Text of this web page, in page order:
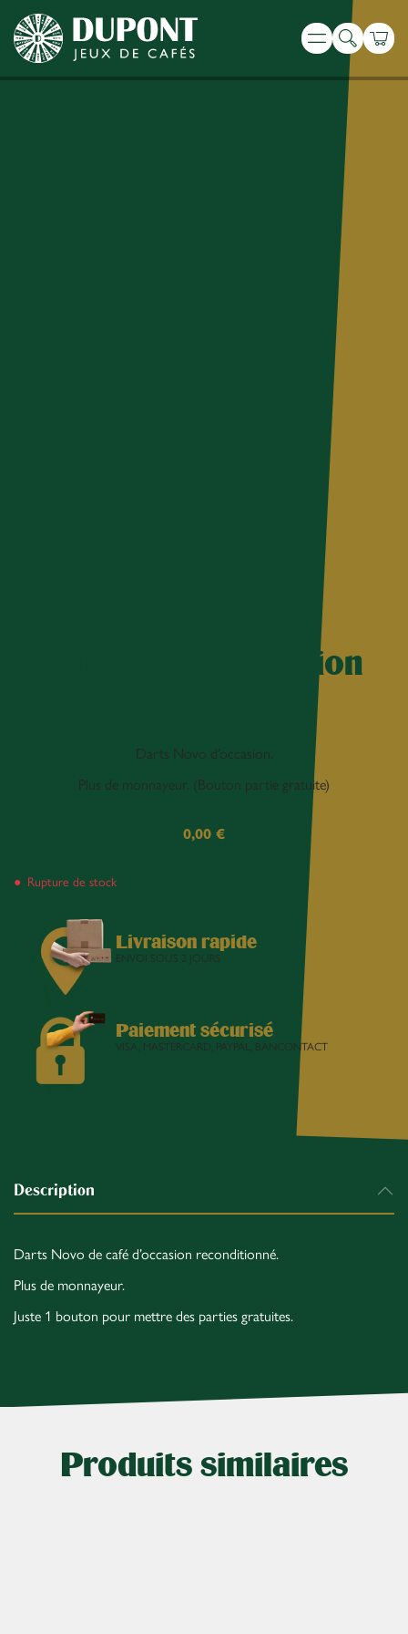
Menu
Recherche
Darts Novo occasion
Darts Novo d’occasion.
Plus de monnayeur. (Bouton partie gratuite)
0,00 €
Rupture de stock
Livraison rapide
ENVOI SOUS 2 JOURS
Paiement sécurisé
VISA, MASTERCARD, PAYPAL, BANCONTACT
Description
Darts Novo de café d’occasion reconditionné.
Plus de monnayeur.
Juste 1 bouton pour mettre des parties gratuites.
Produits similaires